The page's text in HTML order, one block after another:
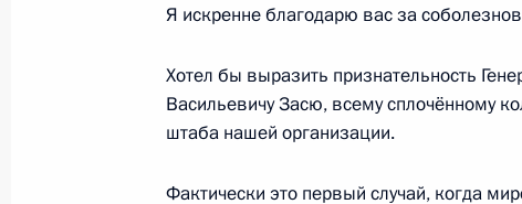
Телефонный разговор с
Я искренне благодарю вас за
Хотел бы выразить признательность
Васильевичу Засю, всему сплочённому
штаба нашей организации.
Фактически это первый случай, когда